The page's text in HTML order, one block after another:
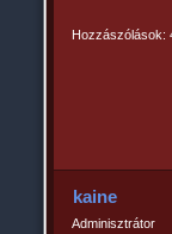
Hozzászólások:
kaine
Adminisztrátor